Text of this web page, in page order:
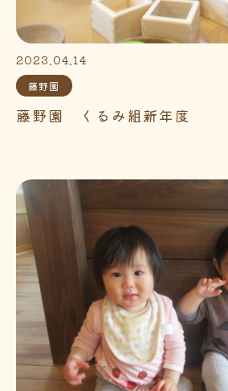
2023.04.14
藤野園
藤野園 くるみ組新年度